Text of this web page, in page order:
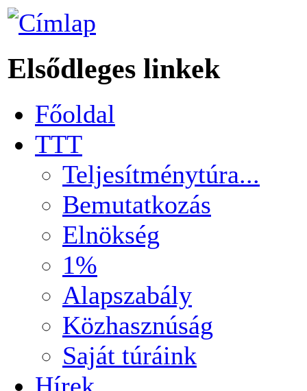
Elsődleges linkek
Főoldal
TTT
Teljesítménytúra...
Bemutatkozás
Elnökség
1%
Alapszabály
Közhasznúság
Saját túráink